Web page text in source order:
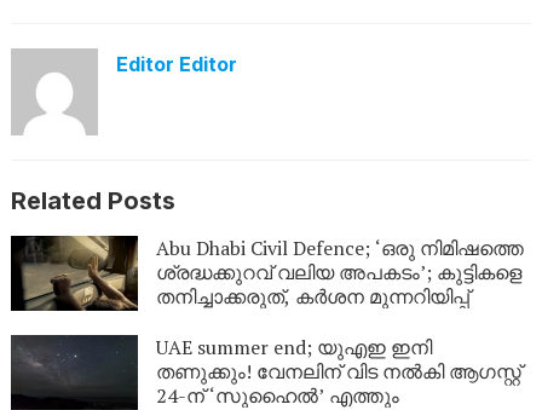
Editor Editor
Related Posts
Abu Dhabi Civil Defence; ‘ഒരു നിമിഷത്തെ
ശ്രദ്ധക്കുറവ് വലിയ അപകടം’; കുട്ടികളെ
തനിച്ചാക്കരുത്, കർശന മുന്നറിയിപ്പ്
UAE summer end; യുഎഇ ഇനി
തണുക്കും! വേനലിന് വിട നൽകി ആഗസ്റ്റ്
24-ന് ‘സുഹൈൽ’ എത്തും